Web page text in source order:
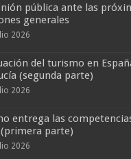
pública ante las
generales
2026
del turismo en
(segunda parte)
2026
entrega las
parte)
2026